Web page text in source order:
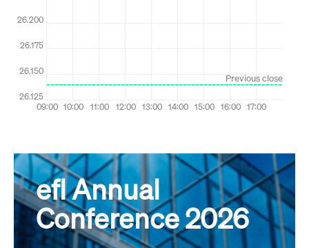
efl Annual
Conference 2026